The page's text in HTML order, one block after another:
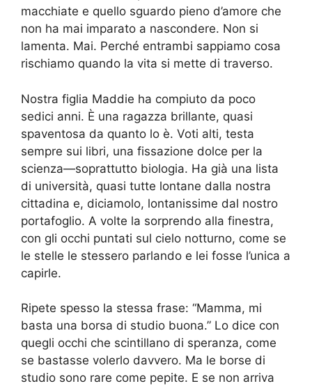
macchiate e quello sguardo pieno d’amore che
non ha mai imparato a nascondere. Non si
lamenta. Mai. Perché entrambi sappiamo cosa
rischiamo quando la vita si mette di traverso.
Nostra figlia Maddie ha compiuto da poco
sedici anni. È una ragazza brillante, quasi
spaventosa da quanto lo è. Voti alti, testa
sempre sui libri, una fissazione dolce per la
scienza—soprattutto biologia. Ha già una lista
di università, quasi tutte lontane dalla nostra
cittadina e, diciamolo, lontanissime dal nostro
portafoglio. A volte la sorprendo alla finestra,
con gli occhi puntati sul cielo notturno, come se
le stelle le stessero parlando e lei fosse l’unica a
capirle.
Ripete spesso la stessa frase: “Mamma, mi
basta una borsa di studio buona.” Lo dice con
quegli occhi che scintillano di speranza, come
se bastasse volerlo davvero. Ma le borse di
studio sono rare come pepite. E se non arriva